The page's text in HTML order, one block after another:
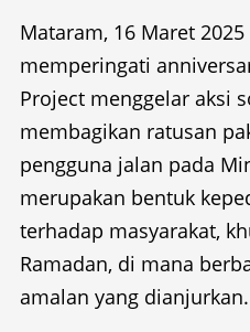
Mataram, 16 Maret
memperingati
Project menggelar aksi
membagikan ratusan
pengguna jalan pada
merupakan bentuk
terhadap masyarakat,
Ramadan, di mana
amalan yang dianjurkan.